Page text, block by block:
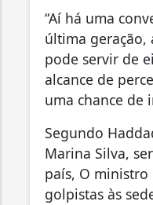
“Aí há uma
última
pode servir de
alcance de
uma chance de
Segundo
Marina Silva,
país, O
golpistas às